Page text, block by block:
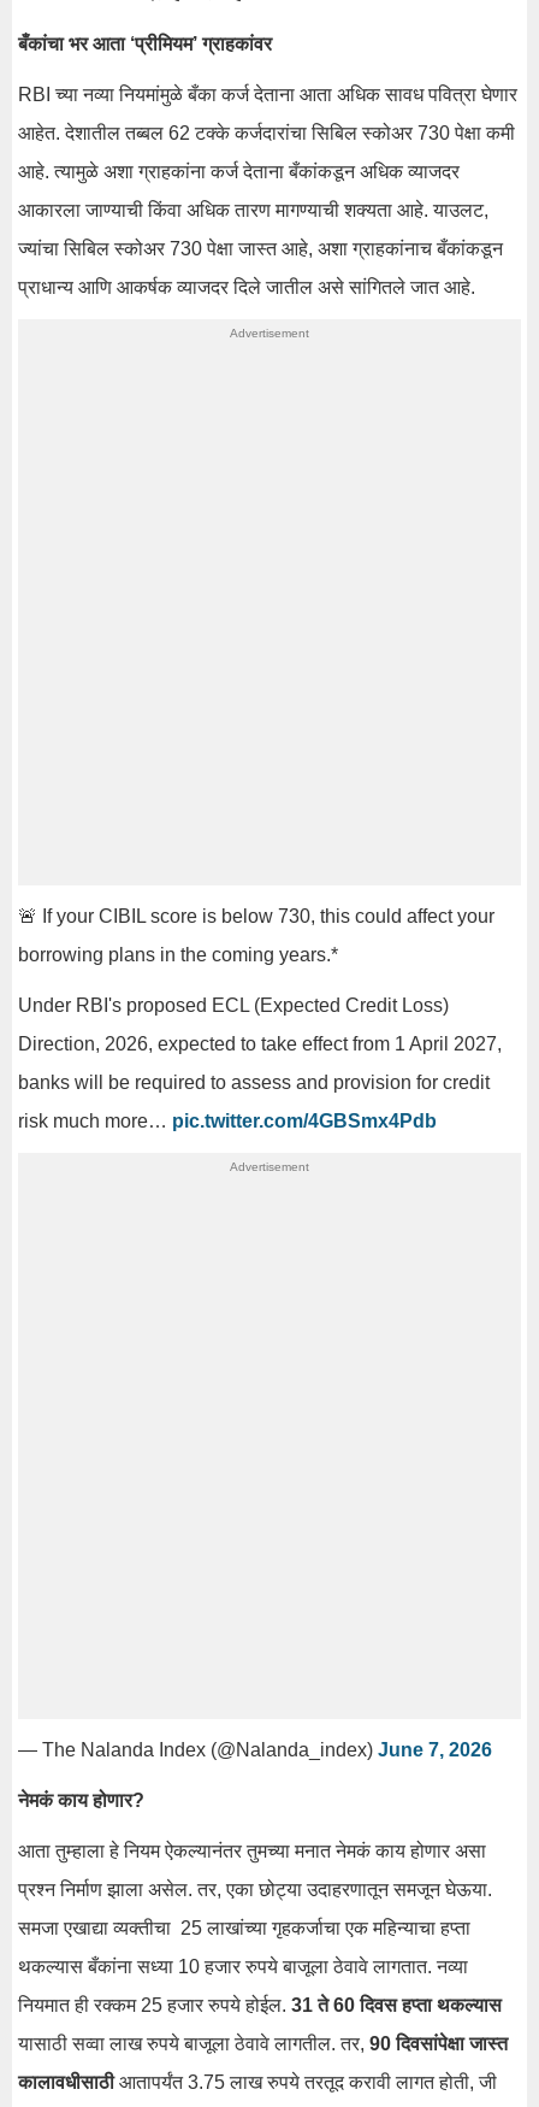
बँकांचा भर आता ‘प्रीमियम’ ग्राहकांवर
RBI च्या नव्या नियमांमुळे बँका कर्ज देताना आता अधिक सावध पवित्रा घेणार
आहेत. देशातील तब्बल 62 टक्के कर्जदारांचा सिबिल स्कोअर 730 पेक्षा कमी
आहे. त्यामुळे अशा ग्राहकांना कर्ज देताना बँकांकडून अधिक व्याजदर
आकारला जाण्याची किंवा अधिक तारण मागण्याची शक्यता आहे. याउलट,
ज्यांचा सिबिल स्कोअर 730 पेक्षा जास्त आहे, अशा ग्राहकांनाच बँकांकडून
प्राधान्य आणि आकर्षक व्याजदर दिले जातील असे सांगितले जात आहे.
🚨 If your CIBIL score is below 730, this could affect your
borrowing plans in the coming years.*
Under RBI's proposed ECL (Expected Credit Loss)
Direction, 2026, expected to take effect from 1 April 2027,
banks will be required to assess and provision for credit
risk much more… pic.twitter.com/4GBSmx4Pdb
— The Nalanda Index (@Nalanda_index) June 7, 2026
नेमकं काय होणार?
आता तुम्हाला हे नियम ऐकल्यानंतर तुमच्या मनात नेमकं काय होणार असा
प्रश्न निर्माण झाला असेल. तर, एका छोट्या उदाहरणातून समजून घेऊया.
समजा एखाद्या व्यक्तीचा 25 लाखांच्या गृहकर्जाचा एक महिन्याचा हप्ता
थकल्यास बँकांना सध्या 10 हजार रुपये बाजूला ठेवावे लागतात. नव्या
नियमात ही रक्कम 25 हजार रुपये होईल. 31 ते 60 दिवस हप्ता थकल्यास
यासाठी सव्वा लाख रुपये बाजूला ठेवावे लागतील. तर, 90 दिवसांपेक्षा जास्त
कालावधीसाठीआतापर्यंत 3.75 लाख रुपये तरतूद करावी लागत होती, जी